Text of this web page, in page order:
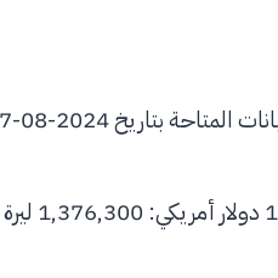
سعر الدولار الأمريكي مقابل الليرة السورية: 13763 ليرة سورية وهكذا تكون قيمة 100 دولار أمريكي: 1,376,300 ليرة